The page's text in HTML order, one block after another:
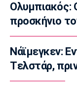
Στοίχημα
ΦΩΣ στο
Τάμπερε
10:05
NBA
Καβαλίερς:
Ολυμπιακός:
προσκήνιο
Νάϊμεγκεν:
Tελστάρ,